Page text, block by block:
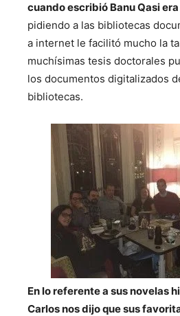
cuando escribió Banu Qasi
pidiendo a las bibliotecas
a internet le facilitó mucho la
muchísimas tesis doctorales
los documentos digitalizados
bibliotecas.
En lo referente a sus novelas
Carlos nos dijo que sus